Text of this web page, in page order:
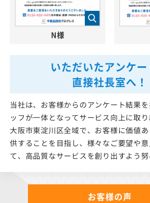
いただいたアンケー
直接社長室へ！
当社は、お客様からのアンケート結果
ッフが一体となってサービス向上に取り
大阪市東淀川区全域で、お客様に価値
供することを目指し、様々なご要望や
て、高品質なサービスを創り出すよう努
N様
お客様の声